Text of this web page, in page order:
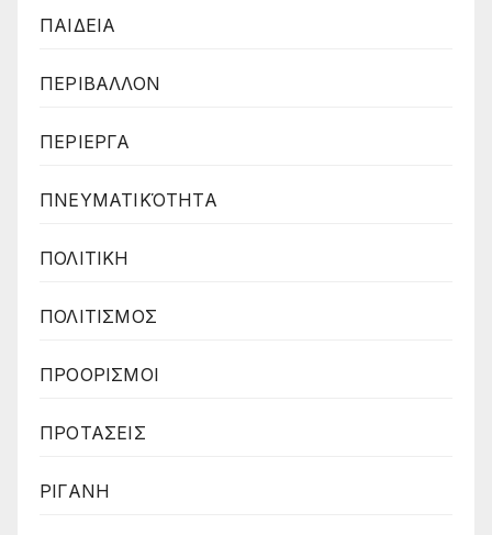
ΠΑΙΔΕΙΑ
ΠΕΡΙΒΑΛΛΟΝ
ΠΕΡΙΕΡΓΑ
ΠΝΕΥΜΑΤΙΚΌΤΗΤΑ
ΠΟΛΙΤΙΚΗ
ΠΟΛΙΤΙΣΜΟΣ
ΠΡΟΟΡΙΣΜΟΙ
ΠΡΟΤΑΣΕΙΣ
ΡΙΓΑΝΗ